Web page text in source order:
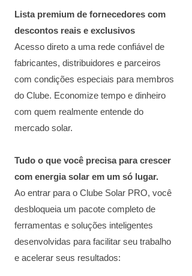
Lista premium de fornecedores com
descontos reais e exclusivos
Acesso direto a uma rede confiável de
fabricantes, distribuidores e parceiros
com condições especiais para membros
do Clube. Economize tempo e dinheiro
com quem realmente entende do
mercado solar.
Tudo o que você precisa para crescer
com energia solar em um só lugar.
Ao entrar para o Clube Solar PRO, você
desbloqueia um pacote completo de
ferramentas e soluções inteligentes
desenvolvidas para facilitar seu trabalho
e acelerar seus resultados: